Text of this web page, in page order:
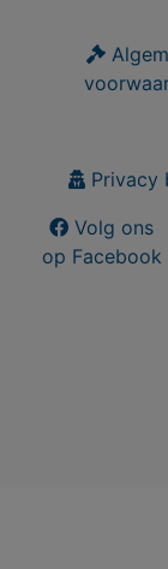
Privacy
Volg ons
op Facebook